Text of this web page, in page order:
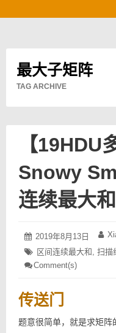
最大子矩阵
TAG ARCHIVE
【19HDU
Snowy
连续最大和
Posted
2019年8月13日
2019
8
Tags:
区间连续最大和 , 扫描
Comment(s)
Snowy
Smile
传送门
题意很简单，就是求矩阵